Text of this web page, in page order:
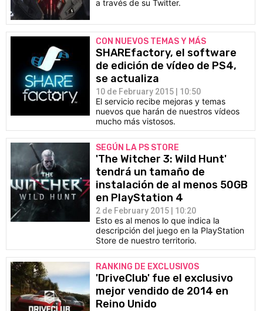
a través de su Twitter.
CON NUEVOS TEMAS Y MÁS
SHAREfactory, el software
de edición de vídeo de PS4,
se actualiza
10 de February 2015 | 10:50
El servicio recibe mejoras y temas
nuevos que harán de nuestros vídeos
mucho más vistosos.
SEGÚN LA PS STORE
'The Witcher 3: Wild Hunt'
tendrá un tamaño de
instalación de al menos 50GB
en PlayStation 4
2 de February 2015 | 10:20
Esto es al menos lo que indica la
descripción del juego en la PlayStation
Store de nuestro territorio.
RANKING DE EXCLUSIVOS
'DriveClub' fue el exclusivo
mejor vendido de 2014 en
Reino Unido